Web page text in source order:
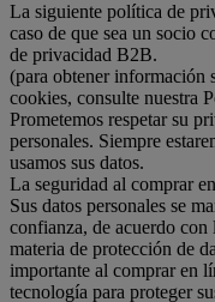
La siguiente política de
caso de que sea un socio
de privacidad B2B.
(para obtener información
cookies, consulte nuestra
Prometemos respetar su
personales. Siempre
usamos sus datos.
La seguridad al comprar
Sus datos personales se
confianza, de acuerdo
materia de protección de
importante al comprar en
tecnología para proteger